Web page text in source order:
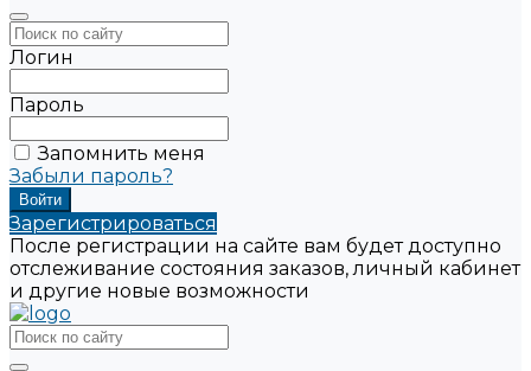
Логин
Пароль
Запомнить меня
Забыли пароль?
Зарегистрироваться
После регистрации на сайте вам будет доступно
отслеживание состояния заказов, личный кабинет
и другие новые возможности